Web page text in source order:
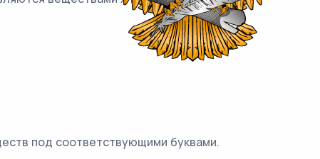
под соответствующими буквами.